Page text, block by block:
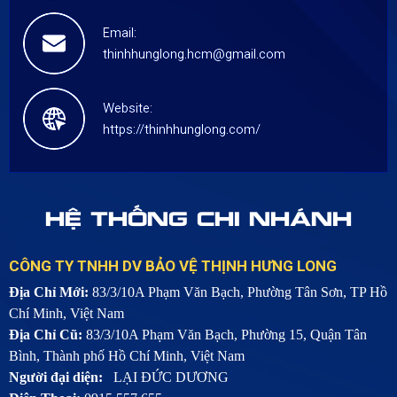
Email:
thinhhunglong.hcm@gmail.com
Website:
https://thinhhunglong.com/
HỆ THỐNG CHI NHÁNH
CÔNG TY TNHH DV BẢO VỆ THỊNH HƯNG LONG
Địa Chỉ Mới: 83/3/10A Phạm Văn Bạch, Phường Tân Sơn, TP Hồ
Chí Minh, Việt Nam
Địa Chỉ Cũ: 83/3/10A Phạm Văn Bạch, Phường 15, Quận Tân
Bình, Thành phố Hồ Chí Minh, Việt Nam
Người đại diện: LẠI ĐỨC DƯƠNG